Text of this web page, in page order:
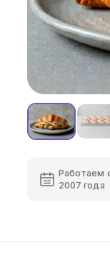
Работаем
2007 года